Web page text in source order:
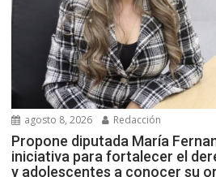
agosto 8, 2026 Redacción
Propone diputada María
iniciativa para fortalecer el
y adolescentes a conocer su